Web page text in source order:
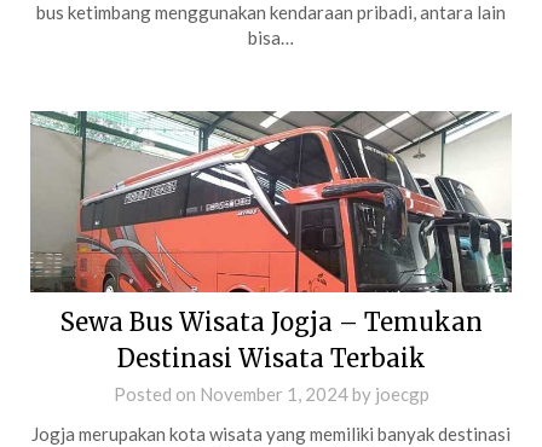
bus ketimbang menggunakan kendaraan pribadi, antara lain
bisa…
Sewa Bus Wisata Jogja – Temukan
Destinasi Wisata Terbaik
Posted on November 1, 2024by joecgp
Jogja merupakan kota wisata yang memiliki banyak destinasi